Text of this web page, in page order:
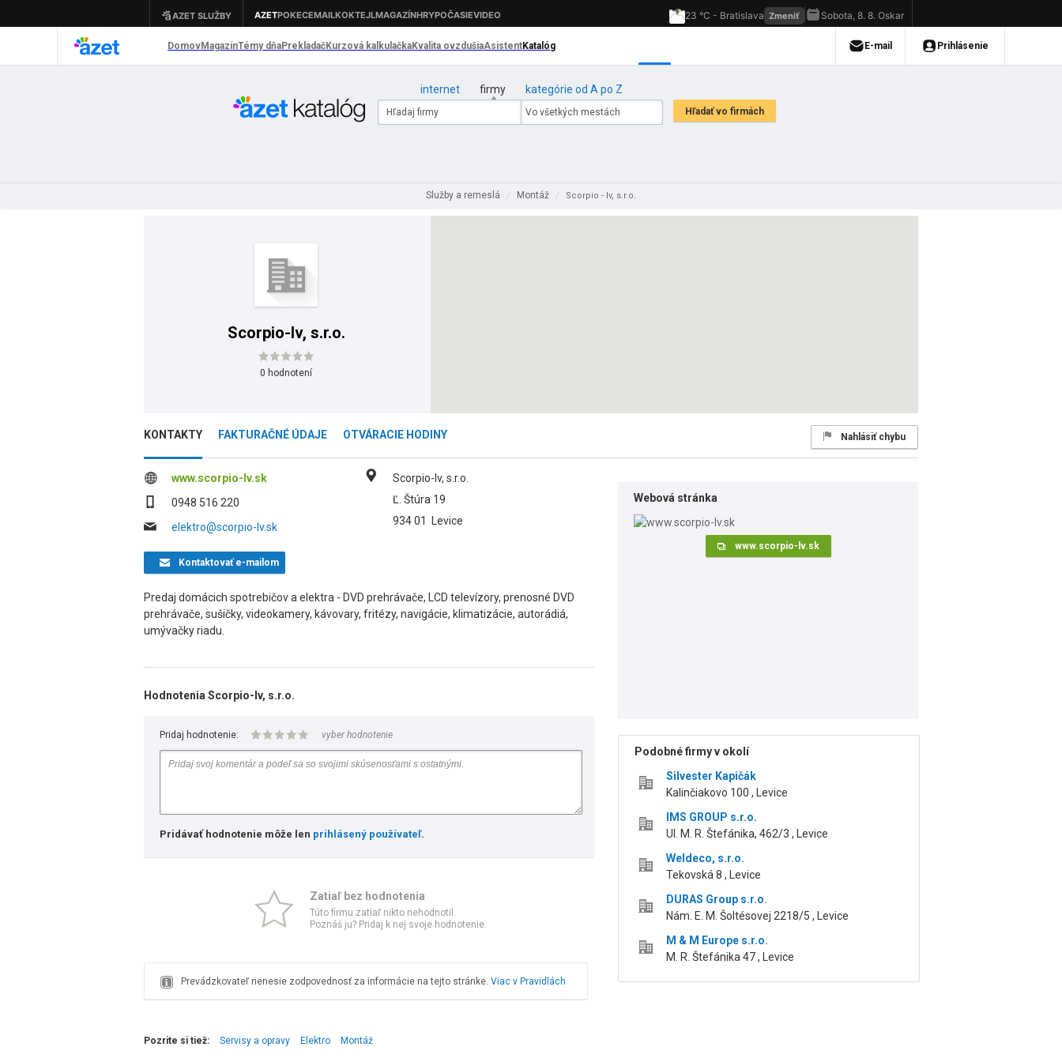
internet firmy kategórie od A po Z
Služby a remeslá / Montáž / Scorpio - lv, s.r.o.
Scorpio-lv, s.r.o.
0 hodnotení
KONTAKTY FAKTURAČNÉ ÚDAJE OTVÁRACIE HODINY Nahlásiť chybu
www.scorpio-lv.sk
0948 516 220
elektro@scorpio-lv.sk
Scorpio-lv, s.r.o.
Ľ. Štúra 19
934 01
Levice
Kontaktovaťe-mailom
Predaj domácich spotrebičov a elektra - DVD prehrávače, LCD televízory, prenosné DVD
prehrávače, sušičky, videokamery, kávovary, fritézy, navigácie, klimatizácie, autorádiá,
umývačky riadu.
Hodnotenia Scorpio-lv, s.r.o.
Pridaj hodnotenie: vyber hodnotenie
Pridávať hodnotenie môže len prihlásený používateľ.
Zatiaľ bez hodnotenia
Túto firmu zatiaľ nikto nehodnotil.
Poznáš ju? Pridaj k nej svoje hodnotenie.
Prevádzkovateľ nenesie zodpovednosť za informácie na tejto stránke. Viac v Pravidlách
Webová stránka
www.scorpio-lv.sk
Podobné firmy v okolí
Silvester Kapičák
Kalinčiakovo 100 , Levice
IMS GROUP s.r.o.
Ul. M. R. Štefánika, 462/3 , Levice
Weldeco, s.r.o.
Tekovská 8 , Levice
DURAS Group s.r.o.
Nám. E. M. Šoltésovej 2218/5 , Levice
M & M Europe s.r.o.
M. R. Štefánika 47 , Levice
Pozrite si tiež: Servisy a opravy Elektro Montáž